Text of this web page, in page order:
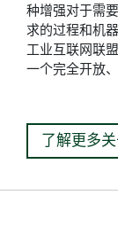
种增强对于需
求的过程和机
工业互联网联
一个完全开放
了解更多关